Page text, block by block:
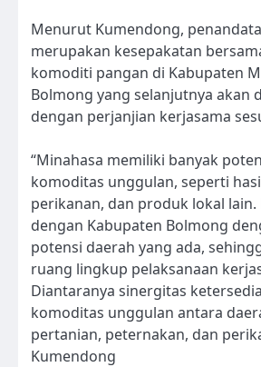
Menurut Kumendong,
merupakan kesepakatan
komoditi pangan di Kabupaten
Bolmong yang selanjutnya akan
dengan perjanjian kerjasama
“Minahasa memiliki banyak
komoditas unggulan, seperti
perikanan, dan produk lokal lain.
dengan Kabupaten Bolmong
potensi daerah yang ada,
ruang lingkup pelaksanaan
Diantaranya sinergitas
komoditas unggulan antara
pertanian, peternakan, dan
Kumendong